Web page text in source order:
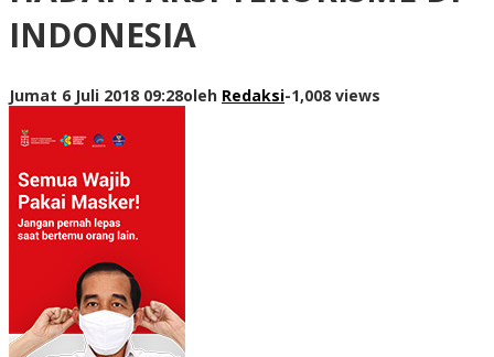
INDONESIA
Jumat 6 Juli 2018 09:28oleh Redaksi-1,008 views